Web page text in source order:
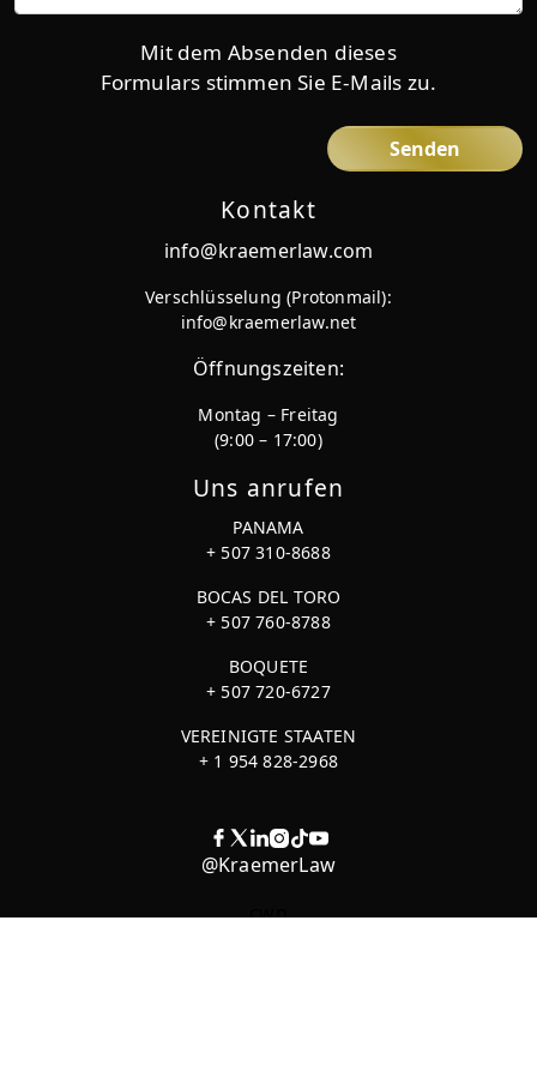
Kontakt
info@kraemerlaw.com
Verschlüsselung (Protonmail):
info@kraemerlaw.net
Öffnungszeiten:
Montag – Freitag
(9:00 – 17:00)
Uns anrufen
PANAMA
+ 507 310-8688
BOCAS DEL TORO
+ 507 760-8788
BOQUETE
+ 507 720-6727
VEREINIGTE STAATEN
+ 1 954 828-2968
@KraemerLaw
cwp
details
Mit dem Absenden dieses
Formulars stimmen Sie E-Mails zu.